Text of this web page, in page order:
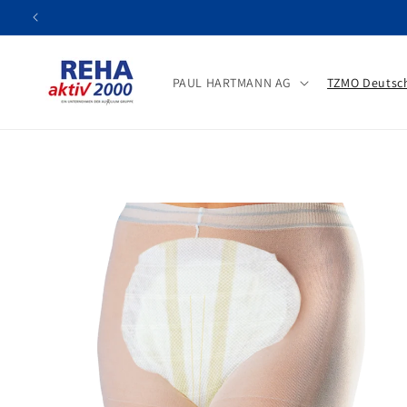
zum
Inhalt
PAUL HARTMANN AG TZMO